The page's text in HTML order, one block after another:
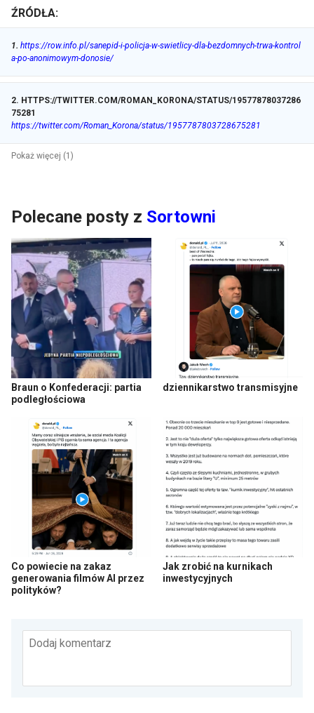
ŹRÓDŁA:
1. https://row.info.pl/sanepid-i-policja-w-swietlicy-dla-bezdomnych-trwa-kontrol
a-po-anonimowym-donosie/
2. HTTPS://TWITTER.COM/ROMAN_KORONA/STATUS/19577878037286
75281
https://twitter.com/Roman_Korona/status/1957787803728675281
Pokaż więcej (1)
Polecane posty z Sortowni
Braun o Konfederacji: partia
podległościowa
dziennikarstwo transmisyjne
Co powiecie na zakaz
generowania filmów AI przez
polityków?
Jak zrobić na kurnikach
inwestycyjnych
Dodaj komentarz